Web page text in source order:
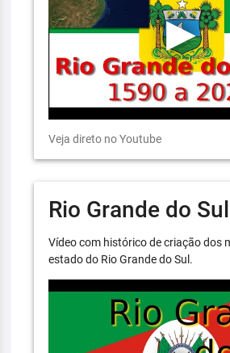
Veja direto no Youtube
Rio Grande do
Vídeo com histórico de criação dos
estado do Rio Grande do Sul.